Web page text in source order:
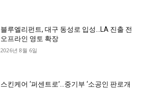
블루엘리펀트, 대구 동성로 입성…LA 진출 전
오프라인 영토 확장
2026년 8월 6일
스킨케어 ‘퍼센트로’…중기부 ‘소공인 판로개